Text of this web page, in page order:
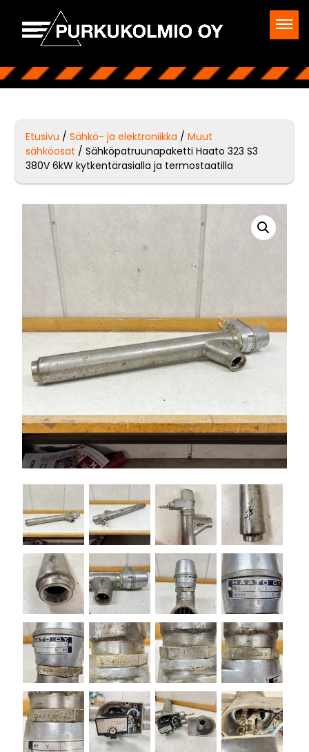
Etusivu /Sähkö- ja elektroniikka /Muut
sähköosat / Sähköpatruunapaketti Haato 323 S3
380V 6kW kytkentärasialla ja termostaatilla